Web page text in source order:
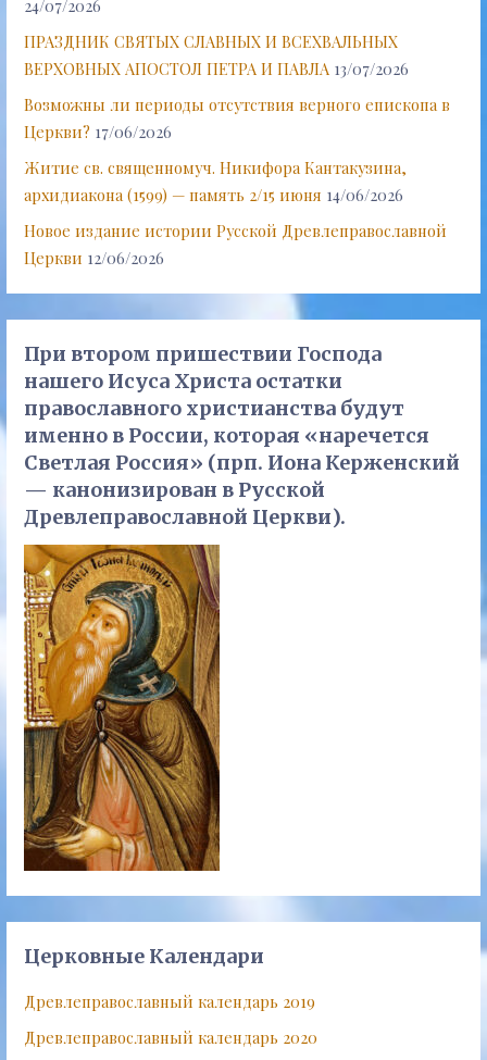
24/07/2026
ПРАЗДНИК СВЯТЫХ СЛАВНЫХ И ВСЕХВАЛЬНЫХ
ВЕРХОВНЫХ АПОСТОЛ ПЕТРА И ПАВЛА 13/07/2026
Возможны ли периоды отсутствия верного епископа в
Церкви? 17/06/2026
Житие св. священномуч. Никифора Кантакузина,
архидиакона (1599) — память 2/15 июня 14/06/2026
Новое издание истории Русской Древлеправославной
Церкви 12/06/2026
При втором пришествии Господа
нашего Исуса Христа остатки
православного христианства будут
именно в России, которая «наречется
Светлая Россия» (прп. Иона Керженский
— канонизирован в Русской
Древлеправославной Церкви).
Церковные Календари
Древлеправославный календарь 2019
Древлеправославный календарь 2020